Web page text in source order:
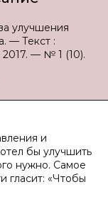
улучшения
— Текст :
— № 1 (10).
и
бы улучшить
нужно. Самое
гласит: «Чтобы